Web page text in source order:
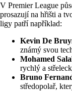
V Premier League
prosazují na hřišti a
ligy patří například:
Kevin De
známý svou
Mohamed
rychlý a
Bruno
středopolař,